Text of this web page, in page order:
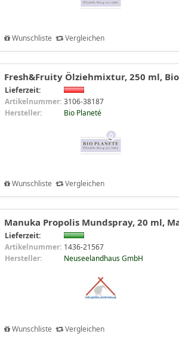
Wunschliste Vergleichen
Fresh&Fruity Ölziehmixtur, 250 ml,
Lieferzeit:
Artikelnummer: 3106-38187
Hersteller:
Bio Planeté
Wunschliste Vergleichen
Manuka Propolis Mundspray, 20 ml,
Lieferzeit:
Artikelnummer: 1436-21567
Hersteller:
Neuseelandhaus GmbH
Wunschliste Vergleichen